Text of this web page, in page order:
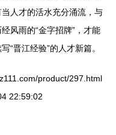
人才的活水充分涌流，与
风雨的“金字招牌”，才能
“晋江经验”的人才新篇。
product/297.html
22:59:02